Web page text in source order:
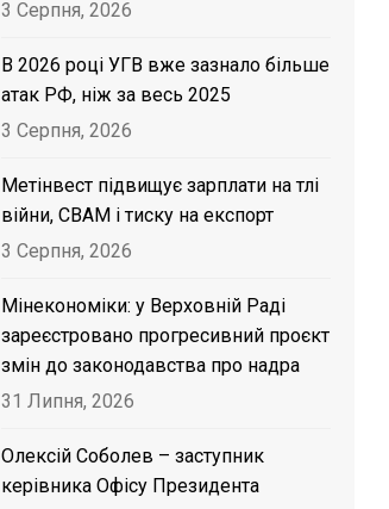
3 Серпня, 2026
В 2026 році УГВ вже зазнало більше
атак РФ, ніж за весь 2025
3 Серпня, 2026
Метінвест підвищує зарплати на тлі
війни, CBAM і тиску на експорт
3 Серпня, 2026
Мінекономіки: у Верховній Раді
зареєстровано прогресивний проєкт
змін до законодавства про надра
31 Липня, 2026
Олексій Соболев – заступник
керівника Офісу Президента